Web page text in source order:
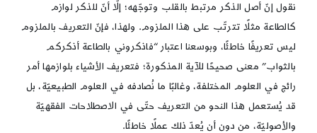
نقول إنّ أصل الذكر مرتبط بالقلب وتوجّهه؛ إلّا أنّ للذكر لوازم
كالطاعة مثلًا تترتّب على هذا الملزوم. ولهذا، فإنّ التعريف بالملزوم
ليس تعريفًا خاطئًا، وبوسعنا اعتبار “فاذكروني بالطاعة أذكركم
بالثواب” معنى صحيحًا للآية المذكورة؛ فتعريف الأشياء بلوازمها أمر
رائج في العلوم المختلفة، وغالبًا ما نُصادفه في العلوم الطبيعيّة، بل
قد يُستعمل هذا النحو من التعريف حتّى في الاصطلاحات الفقهيّة
والأصوليّة، من دون أن يُعدّ ذلك عملًا خاطئًا.